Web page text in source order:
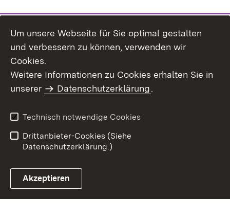
Erklärung zur
Um unsere Webseite für Sie optimal gestalten
und verbessern zu können, verwenden wir
Cookies.
Weitere Informationen zu Cookies erhalten Sie in
unserer
Datenschutzerklärung.
Technisch notwendige Cookies
Drittanbieter-Cookies (Siehe
Datenschutzerklärung.)
Akzeptieren